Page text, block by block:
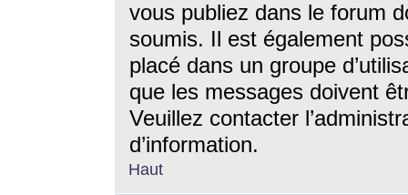
vous publiez dans le forum
soumis. Il est également
placé dans un groupe
que les messages doivent
Veuillez contacter
d’information.
Haut